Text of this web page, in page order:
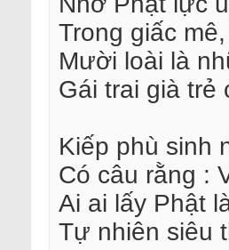
Trong giấc
Mười loài là
Gái trai già trẻ
Kiếp phù sinh
Có câu rằng :
Ai ai lấy Phật
Tự nhiên siêu